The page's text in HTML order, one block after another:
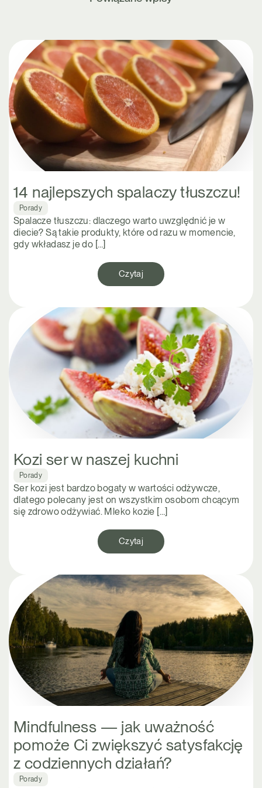
14 najlepszych spalaczy tłuszczu!
Porady
Spalacze tłuszczu: dlaczego warto uwzględnić je w
diecie? Są takie produkty, które od razu w momencie,
gdy wkładasz je do […]
Czytaj
Kozi ser w naszej kuchni
Porady
Ser kozi jest bardzo bogaty w wartości odżywcze,
dlatego polecany jest on wszystkim osobom chcącym
się zdrowo odżywiać. Mleko kozie […]
Czytaj
Mindfulness — jak uważność
pomoże Ci zwiększyć satysfakcję
z codziennych działań?
Porady